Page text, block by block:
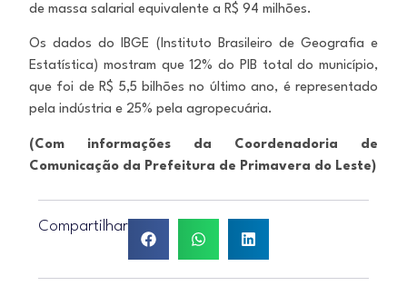
de massa salarial equivalente a R$ 94 milhões.
Os dados do IBGE (Instituto Brasileiro de Geografia e
Estatística) mostram que 12% do PIB total do município,
que foi de R$ 5,5 bilhões no último ano, é representado
pela indústria e 25% pela agropecuária.
(Com informações da Coordenadoria de
Comunicação da Prefeitura de Primavera do Leste)
Compartilhar